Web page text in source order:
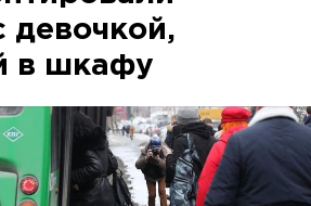
девочкой,
в шкафу